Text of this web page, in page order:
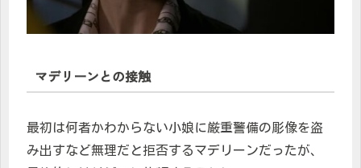
マデリーンとの接触
最初は何者かわからない小娘に厳重警備の彫像を盗
み出すなど無理だと拒否するマデリーンだったが、